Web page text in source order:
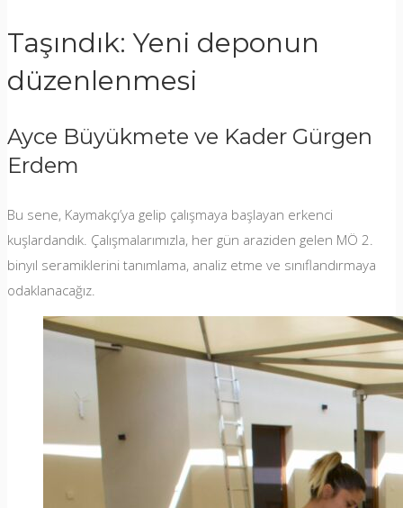
Taşındık: Yeni deponun
düzenlenmesi
Ayce Büyükmete ve Kader Gürgen
Erdem
Bu sene, Kaymakçı’ya gelip çalışmaya başlayan erkenci
kuşlardandık. Çalışmalarımızla, her gün araziden gelen MÖ 2.
binyıl seramiklerini tanımlama, analiz etme ve sınıflandırmaya
odaklanacağız.